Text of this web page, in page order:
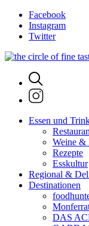
Facebook
Instagram
Twitter
Essen und
Weine &
Rezepte
Esskultur
Regional &
Destinationen
DAS